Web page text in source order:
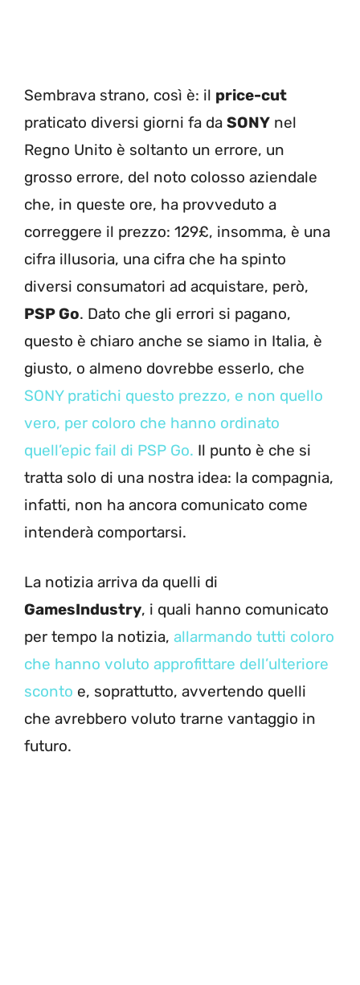
Sembrava strano, così è: il price-cut
praticato diversi giorni fa da SONY nel
Regno Unito è soltanto un errore, un
grosso errore, del noto colosso aziendale
che, in queste ore, ha provveduto a
correggere il prezzo: 129£, insomma, è una
cifra illusoria, una cifra che ha spinto
diversi consumatori ad acquistare, però,
PSP Go. Dato che gli errori si pagano,
questo è chiaro anche se siamo in Italia, è
giusto, o almeno dovrebbe esserlo, che
SONY pratichi questo prezzo, e non quello
vero, per coloro che hanno ordinato
quell’epic fail di PSP Go. Il punto è che si
tratta solo di una nostra idea: la compagnia,
infatti, non ha ancora comunicato come
intenderà comportarsi.
La notizia arriva da quelli di
GamesIndustry, i quali hanno comunicato
per tempo la notizia, allarmando tutti coloro
che hanno voluto approfittare dell’ulteriore
sconto e, soprattutto, avvertendo quelli
che avrebbero voluto trarne vantaggio in
futuro.